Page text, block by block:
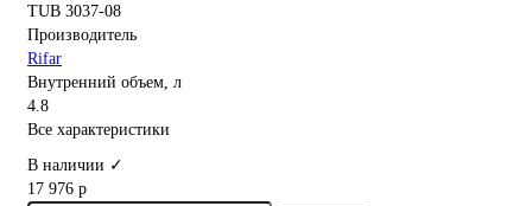
TUB 3037-08
Производитель
Rifar
Внутренний объем, л
4.8
Все характеристики
В наличии ✓
17 976 р